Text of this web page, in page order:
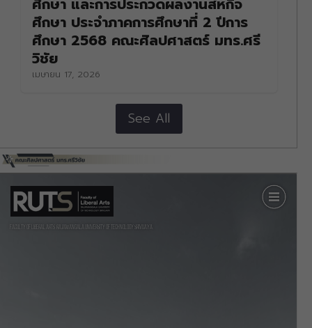
ศึกษา และการประกวดผลงานสหกิจ
ศึกษา ประจำภาคการศึกษาที่ 2 ปีการ
ศึกษา 2568 คณะศิลปศาสตร์ มทร.ศรี
วิชัย
เมษายน 17, 2026
See All